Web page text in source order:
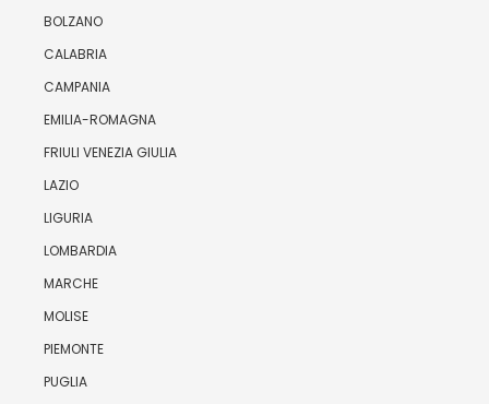
BOLZANO
CALABRIA
CAMPANIA
EMILIA-ROMAGNA
FRIULI VENEZIA GIULIA
LAZIO
LIGURIA
LOMBARDIA
MARCHE
MOLISE
PIEMONTE
PUGLIA